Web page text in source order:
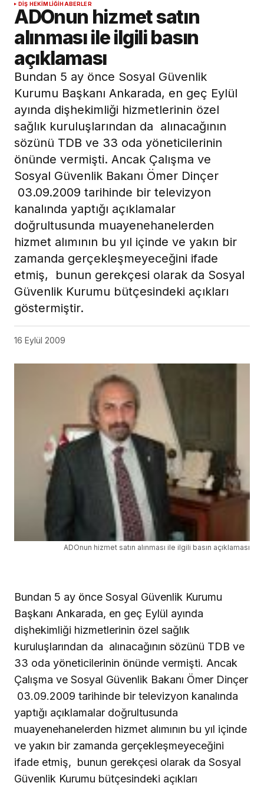
DIŞ HEKIMLIĞI HABERLER
ADOnun hizmet satın
alınması ile ilgili basın
açıklaması
Bundan 5 ay önce Sosyal Güvenlik
Kurumu Başkanı Ankarada, en geç Eylül
ayında dişhekimliği hizmetlerinin özel
sağlık kuruluşlarından da alınacağının
sözünü TDB ve 33 oda yöneticilerinin
önünde vermişti. Ancak Çalışma ve
Sosyal Güvenlik Bakanı Ömer Dinçer
03.09.2009 tarihinde bir televizyon
kanalında yaptığı açıklamalar
doğrultusunda muayenehanelerden
hizmet alımının bu yıl içinde ve yakın bir
zamanda gerçekleşmeyeceğini ifade
etmiş, bunun gerekçesi olarak da Sosyal
Güvenlik Kurumu bütçesindeki açıkları
göstermiştir.
16 Eylül 2009
ADOnun hizmet satın alınması ile ilgili basın açıklaması
Bundan 5 ay önce Sosyal Güvenlik Kurumu
Başkanı Ankarada, en geç Eylül ayında
dişhekimliği hizmetlerinin özel sağlık
kuruluşlarından da alınacağının sözünü TDB ve
33 oda yöneticilerinin önünde vermişti. Ancak
Çalışma ve Sosyal Güvenlik Bakanı Ömer Dinçer
03.09.2009 tarihinde bir televizyon kanalında
yaptığı açıklamalar doğrultusunda
muayenehanelerden hizmet alımının bu yıl içinde
ve yakın bir zamanda gerçekleşmeyeceğini
ifade etmiş, bunun gerekçesi olarak da Sosyal
Güvenlik Kurumu bütçesindeki açıkları